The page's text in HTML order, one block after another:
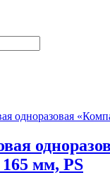
мм, PS